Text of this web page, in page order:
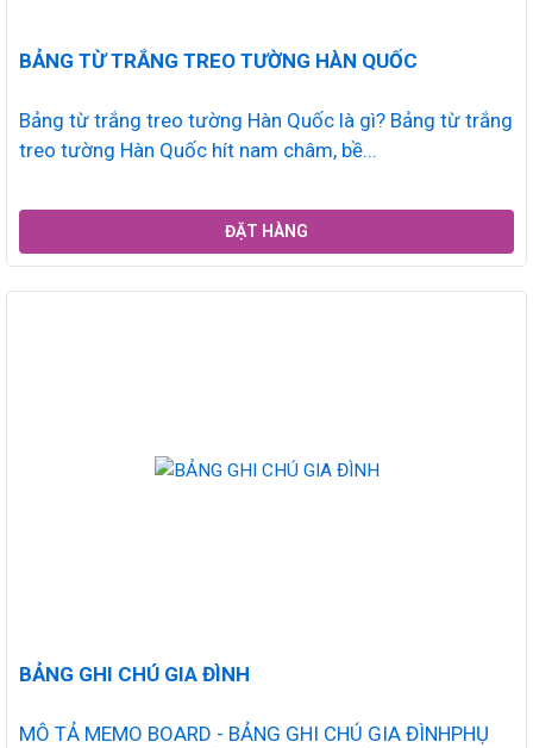
BẢNG TỪ TRẮNG TREO TƯỜNG HÀN QUỐC
Bảng từ trắng treo tường Hàn Quốc là gì? Bảng từ trắng
treo tường Hàn Quốc hít nam châm, bề...
ĐẶT HÀNG
BẢNG GHI CHÚ GIA ĐÌNH
MÔ TẢ MEMO BOARD - BẢNG GHI CHÚ GIA ĐÌNHPHỤ